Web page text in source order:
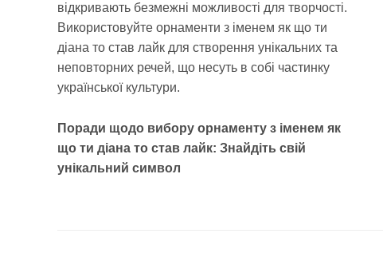
відкривають безмежні можливості для творчості.
Використовуйте орнаменти з іменем як що ти
діана то став лайк для створення унікальних та
неповторних речей, що несуть в собі частинку
української культури.
Поради щодо вибору орнаменту з іменем як
що ти діана то став лайк: Знайдіть свій
унікальний символ